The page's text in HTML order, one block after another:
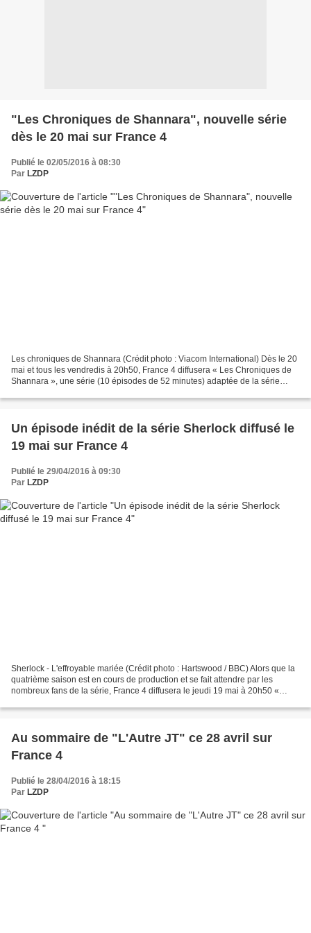
"Les Chroniques de Shannara", nouvelle série
dès le 20 mai sur France 4
Publié le 02/05/2016 à 08:30
Par LZDP
Les chroniques de Shannara (Crédit photo : Viacom International) Dès le 20
mai et tous les vendredis à 20h50, France 4 diffusera « Les Chroniques de
Shannara », une série (10 épisodes de 52 minutes) adaptée de la série
Un épisode inédit de la série Sherlock diffusé le
19 mai sur France 4
Publié le 29/04/2016 à 09:30
Par LZDP
Sherlock - L'effroyable mariée (Crédit photo : Hartswood / BBC) Alors que la
quatrième saison est en cours de production et se fait attendre par les
nombreux fans de la série, France 4 diffusera le jeudi 19 mai à 20h50 «
Au sommaire de "L'Autre JT" ce 28 avril sur
France 4
Publié le 28/04/2016 à 18:15
Par LZDP